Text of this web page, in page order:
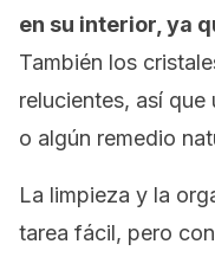
en su interior, ya
También los
relucientes, así
o algún remedio
La limpieza y la
tarea fácil, pero